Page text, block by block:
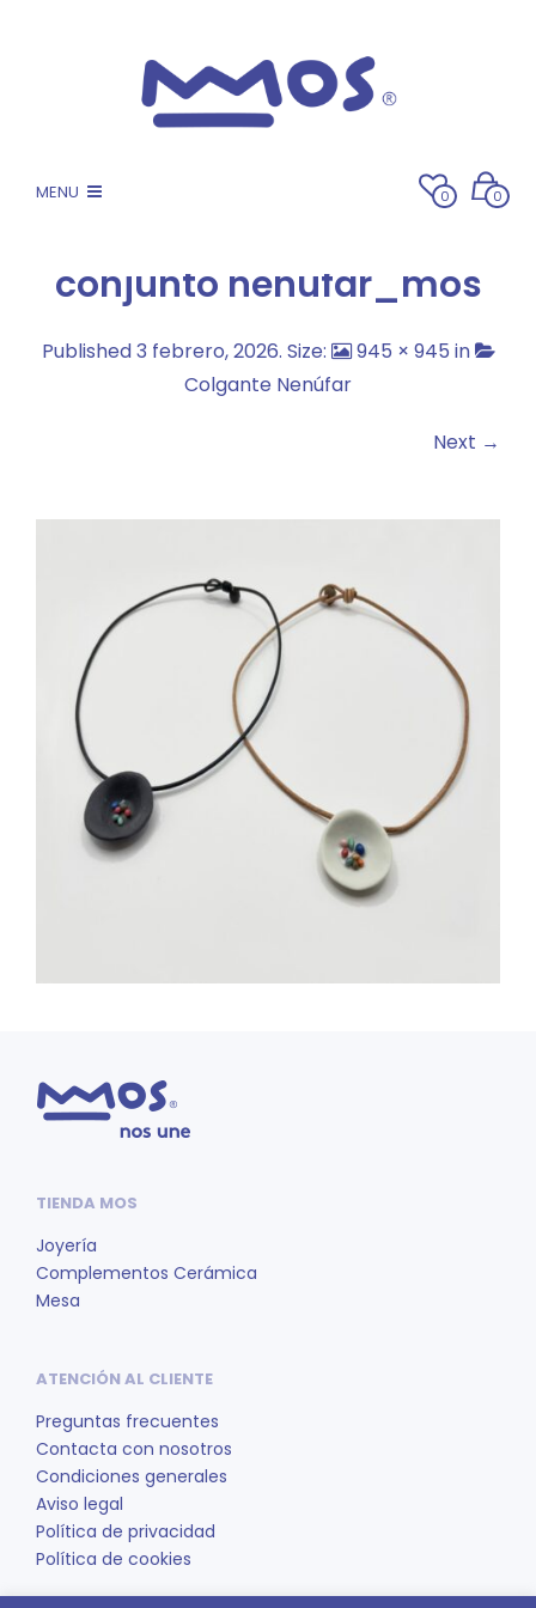
MENU 0 0
conjunto nenufar_mos
Published3 febrero, 2026. Size: 945 × 945 in
Colgante Nenúfar
Next →
TIENDA MOS
Joyería
Complementos Cerámica
Mesa
ATENCIÓN AL CLIENTE
Preguntas frecuentes
Contacta con nosotros
Condiciones generales
Aviso legal
Política de privacidad
Política de cookies